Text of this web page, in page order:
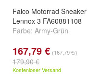
Falco Motorrad Sneaker
Lennox 3 FA60881108
Farbe: Army-Grün
167,79 € (167,79 €/)
179,90 €
Kostenloser Versand